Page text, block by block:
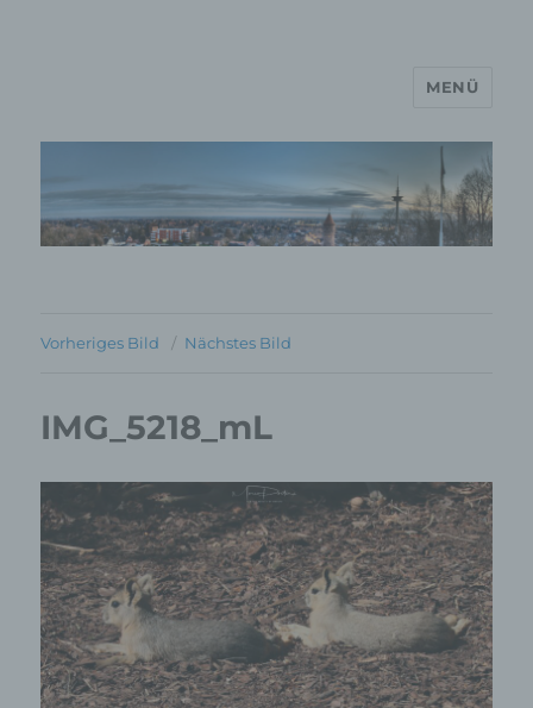
MP Mario Porten Beratung
Training Coaching
MENÜ
Vorheriges Bild Nächstes Bild
IMG_5218_mL